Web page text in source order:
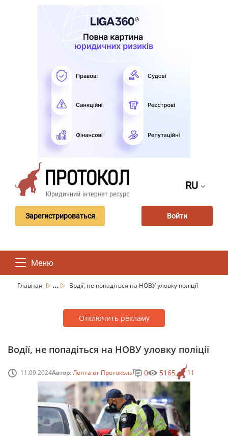
RU
Зарегистрироваться Войти
Меню
Главная ... Водії, не попадіться на НОВУ уловку поліції
Отключить рекламу
Водії, не попадіться на НОВУ уловку поліції
11.09.2024Автор:Лента от Протокола 11
0 5165